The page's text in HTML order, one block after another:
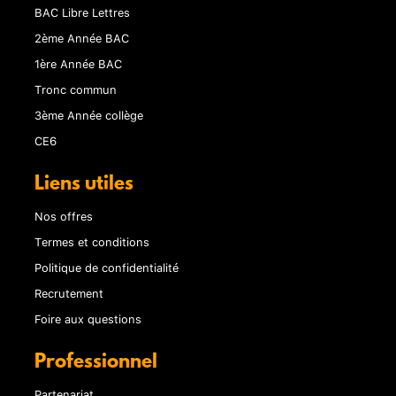
BAC Libre Lettres
2ème Année BAC
1ère Année BAC
Tronc commun
3ème Année collège
CE6
Liens utiles
Nos offres
Termes et conditions
Politique de confidentialité
Recrutement
Foire aux questions
Professionnel